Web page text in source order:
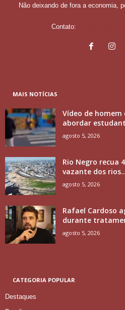
Não deixando de fora a economia,
Contato:
MAIS NOTÍCIAS
Vídeo de
abordar
agosto 5, 2026
Rio Negro recua
vazante dos
agosto 5, 2026
Rafael Cardoso
durante
agosto 5, 2026
CATEGORIA POPULAR
Destaques